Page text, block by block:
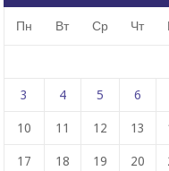
Пн Вт Ср Чт
3 4 5 6
10 11 12 13
17 18 19 20